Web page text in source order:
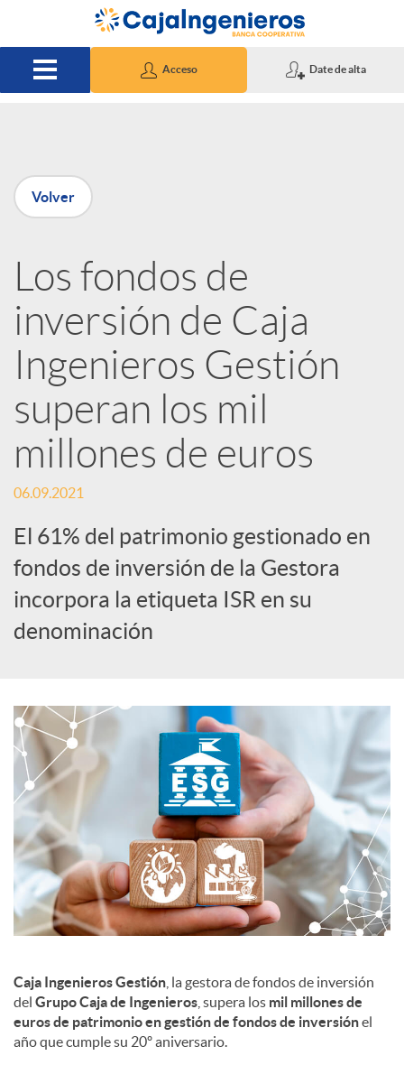
Saltar al contenido principal
Acceso Date de alta
P
u
b
l
i
c
a
d
o
d
e
c
o
n
t
Volver
Los fondos de
inversión de Caja
Ingenieros Gestión
superan los mil
millones de euros
06.09.2021
El 61% del patrimonio gestionado en
fondos de inversión de la Gestora
incorpora la etiqueta ISR en su
denominación
Caja Ingenieros Gestión , la gestora de fondos de inversión
del Grupo Caja de Ingenieros , supera los mil millones de
euros de patrimonio en gestión de fondos de inversiónel
año que cumple su 20º aniversario.